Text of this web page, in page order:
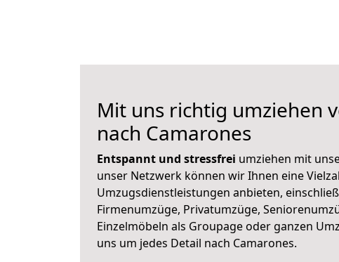
Mit uns richtig umziehen
nach Camarones
Entspannt und stressfrei umziehen mit
unser Netzwerk können wir Ihnen eine
Umzugsdienstleistungen anbieten,
Firmenumzüge, Privatumzüge,
Einzelmöbeln als Groupage oder ganzen
uns um jedes Detail nach Camarones.